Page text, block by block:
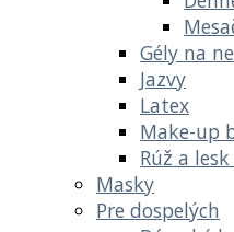
Gély na
Jazvy
Latex
Make-up
Rúž a
Masky
Pre dospelých